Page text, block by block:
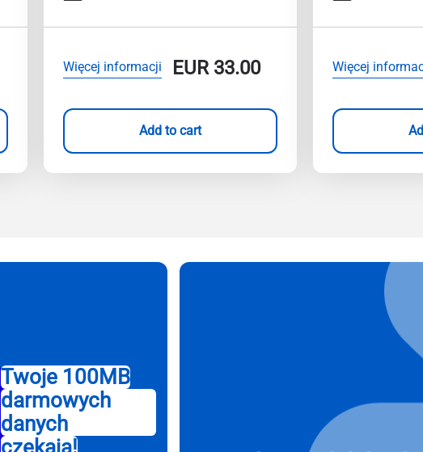
Więcej informacji EUR33.00
Add to cart
Więcej
Twoje 100MB
darmowych
danych